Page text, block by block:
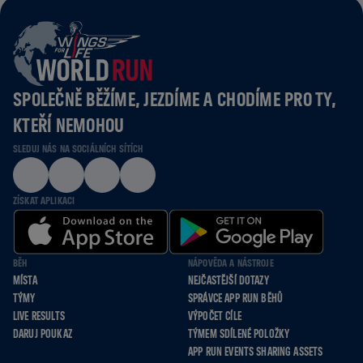
SPOLEČNĚ BĚŽÍME, JEZDÍME A CHODÍME PRO TY,
KTEŘÍ NEMOHOU
SLEDUJ NÁS NA SOCIÁLNÍCH SÍTÍCH
ZÍSKAT APLIKACI
BĚH
MÍSTA
TÝMY
LIVE RESULTS
DARUJ POUKAZ
NÁPOVĚDA A NÁSTROJE
NEJČASTĚJŠÍ DOTAZY
SPRÁVCE APP RUN BĚHŮ
VÝPOČET CÍLE
TÝMEM SDÍLENÉ POLOŽKY
APP RUN EVENTS SHARING ASSETS